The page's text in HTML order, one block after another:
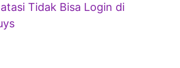
Tidak Bisa Login di